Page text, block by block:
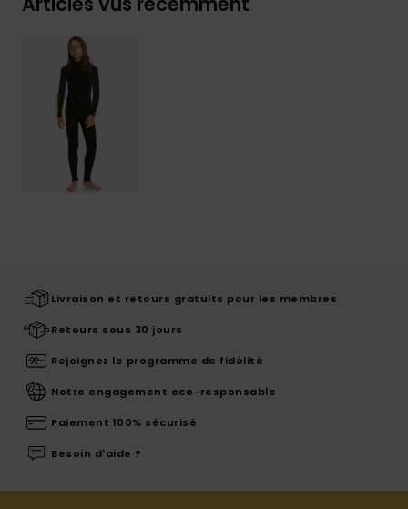
Livraison et retours gratuits pour les membres
Retours sous 30 jours
Rejoignez le programme de fidélité
Notre engagement eco-responsable
Paiement 100% sécurisé
Besoin d'aide ?